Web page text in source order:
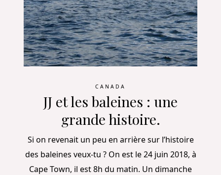
CANADA
JJ et les baleines : une
grande histoire.
Si on revenait un peu en arrière sur l’histoire
des baleines veux-tu ? On est le 24 juin 2018, à
Cape Town, il est 8h du matin. Un dimanche